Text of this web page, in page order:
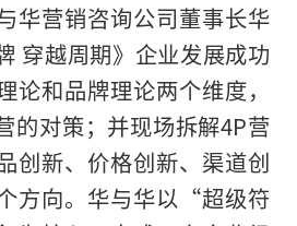
华营销咨询公司董事长华
穿越周期》企业发展成功
论和品牌理论两个维度，
的对策；并现场拆解4P营
创新、价格创新、渠道创
方向。华与华以“超级符